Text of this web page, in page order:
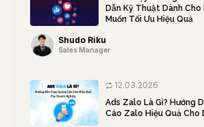
Dẫn Kỹ Thuật Dành
Muốn Tối Ưu Hiệu Quả
Shudo Riku
Sales Manager
12.03.2026
Ads Zalo Là Gì? Hướng
Cáo Zalo Hiệu Quả Cho